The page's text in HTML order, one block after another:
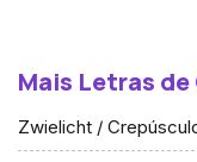
Mais Letras de
Zwielicht /